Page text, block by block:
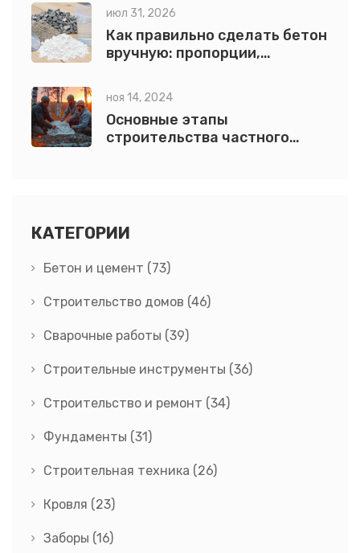
июл 31, 2026
Как правильно сделать бетон
вручную: пропорции,
качества
ноя 14, 2024
Основные этапы
строительства частного
КАТЕГОРИИ
Бетон и цемент (73)
Строительство домов (46)
Сварочные работы (39)
Строительные инструменты (36)
Строительство и ремонт (34)
Фундаменты (31)
Строительная техника (26)
Кровля (23)
Заборы (16)